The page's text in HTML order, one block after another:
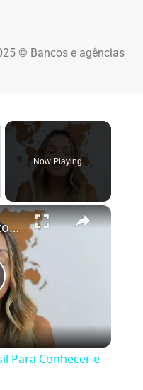
© Bancos e agências
Now Playing
×
Video
5 Destinos Baratos no Brasil Para Conhecer e Amar! 🇧🇷✨
Para Conhecer e